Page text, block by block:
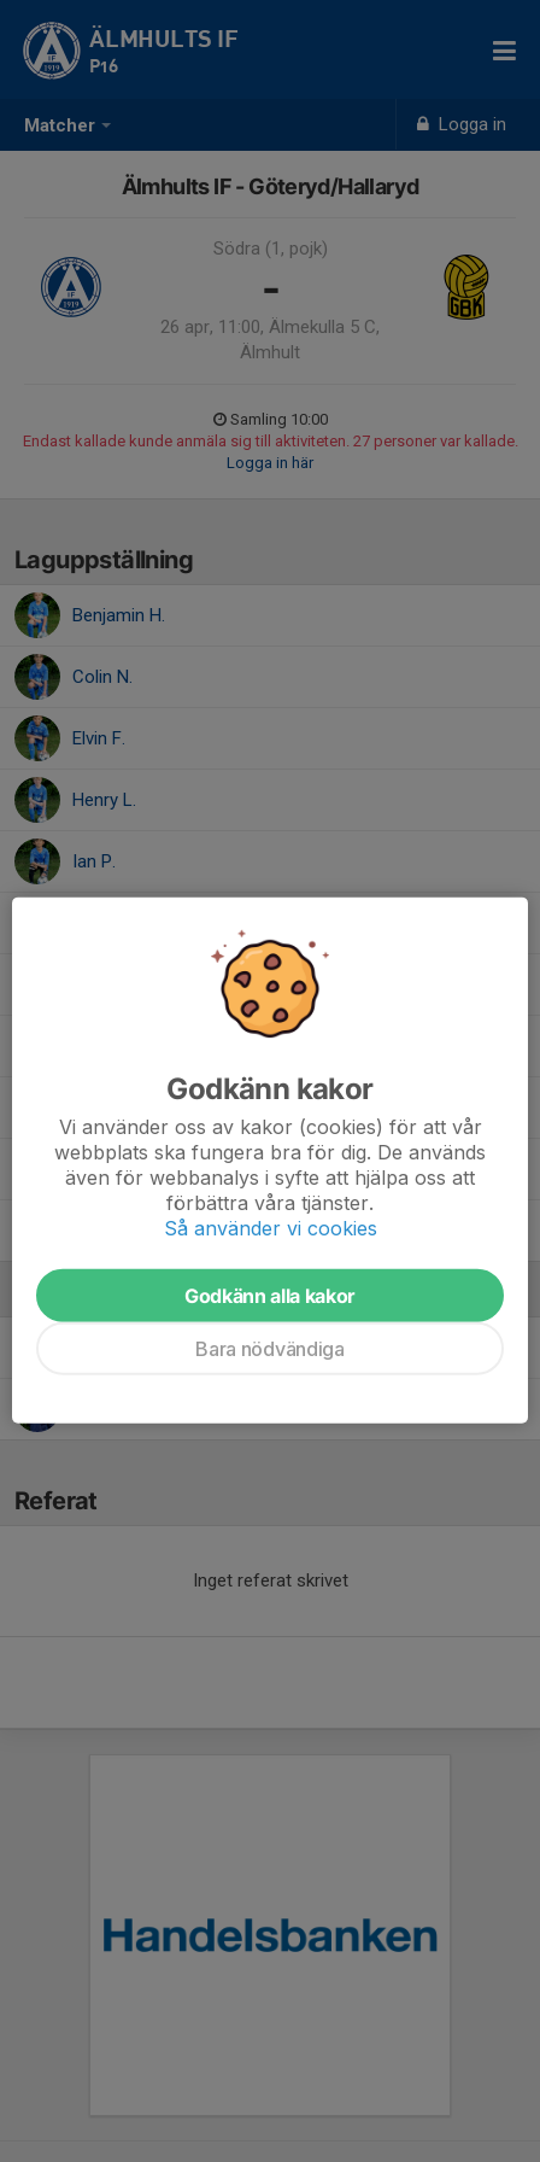
Matcher Logga in
ÄLMHULTS IF
P16
Älmhults IF - Göteryd/Hallaryd
Södra (1, pojk)
-
26 apr, 11:00, Älmekulla 5 C,
Älmhult
Samling 10:00
Endast kallade kunde anmäla sig till aktiviteten. 27 personer var kallade.
Logga in här
Laguppställning
Benjamin H.
Colin N.
Elvin F.
Henry L.
Ian P.
Vide G.
Ledare
Alexander SöderbomTränare
Referat
Inget referat skrivet
Godkänn kakor
Vi använder oss av kakor (cookies) för att vår
webbplats ska fungera bra för dig. De används
även för webbanalys i syfte att hjälpa oss att
förbättra våra tjänster.
Så använder vi cookies
Godkänn alla kakor
Bara nödvändiga